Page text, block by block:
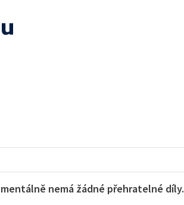
nemá žádné přehratelné díly.